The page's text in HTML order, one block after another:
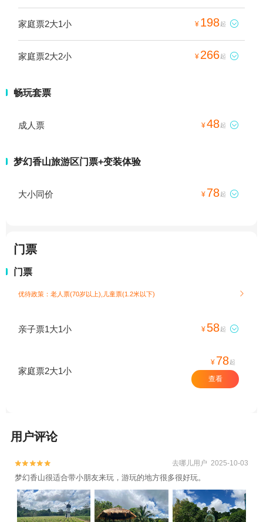
家庭票2大1小 ¥ 198起 
家庭票2大2小 ¥ 266起 
畅玩套票
成人票 ¥48起 
梦幻香山旅游区门票+变装体验
大小同价 ¥ 78起 
门票
门票
优待政策：老人票(70岁以上),儿童票(1.2米以下) 
亲子票1大1小 ¥ 58起 
家庭票2大1小
¥ 78起
查看
用户评论

 去哪儿用户 2025-10-03
梦幻香山很适合带小朋友来玩，游玩的地方很多很好玩。